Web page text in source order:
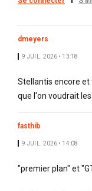
dmeyers
9 JUIL. 2026 • 13:18
Stellantis encore et
que l'on voudrait les
fasthib
9 JUIL. 2026 • 14:08
"premier plan" et